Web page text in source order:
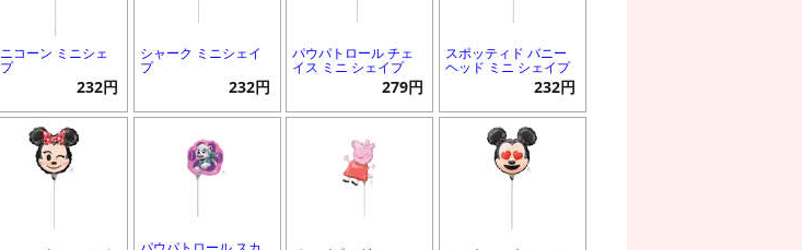
コーン ミニシェ
232円
シャーク ミニシェイ
プ
232円
パウパトロール チェ
イス ミニ シェイプ
279円
スポッティド バニー
ヘッド ミニ シェイプ
232円